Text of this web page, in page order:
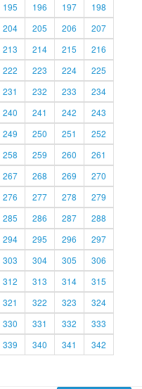
195 196 197
198
204 205 206
207
213 214 215
216
222 223 224
225
231 232 233
234
240 241 242
243
249 250 251
252
258 259 260
261
267 268 269
270
276 277 278
279
285 286 287
288
294 295 296
297
303 304 305
306
312 313 314
315
321 322 323
324
330 331 332
333
339 340 341
342